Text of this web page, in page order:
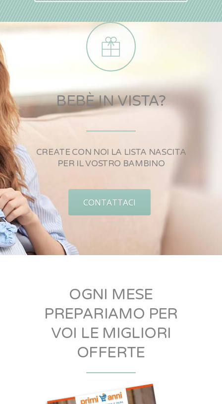
BEBÈ IN VISTA?
CREATE CON NOI LA LISTA NASCITA
PER IL VOSTRO BAMBINO
CONTATTACI
OGNI MESE
PREPARIAMO PER
VOI LE MIGLIORI
OFFERTE